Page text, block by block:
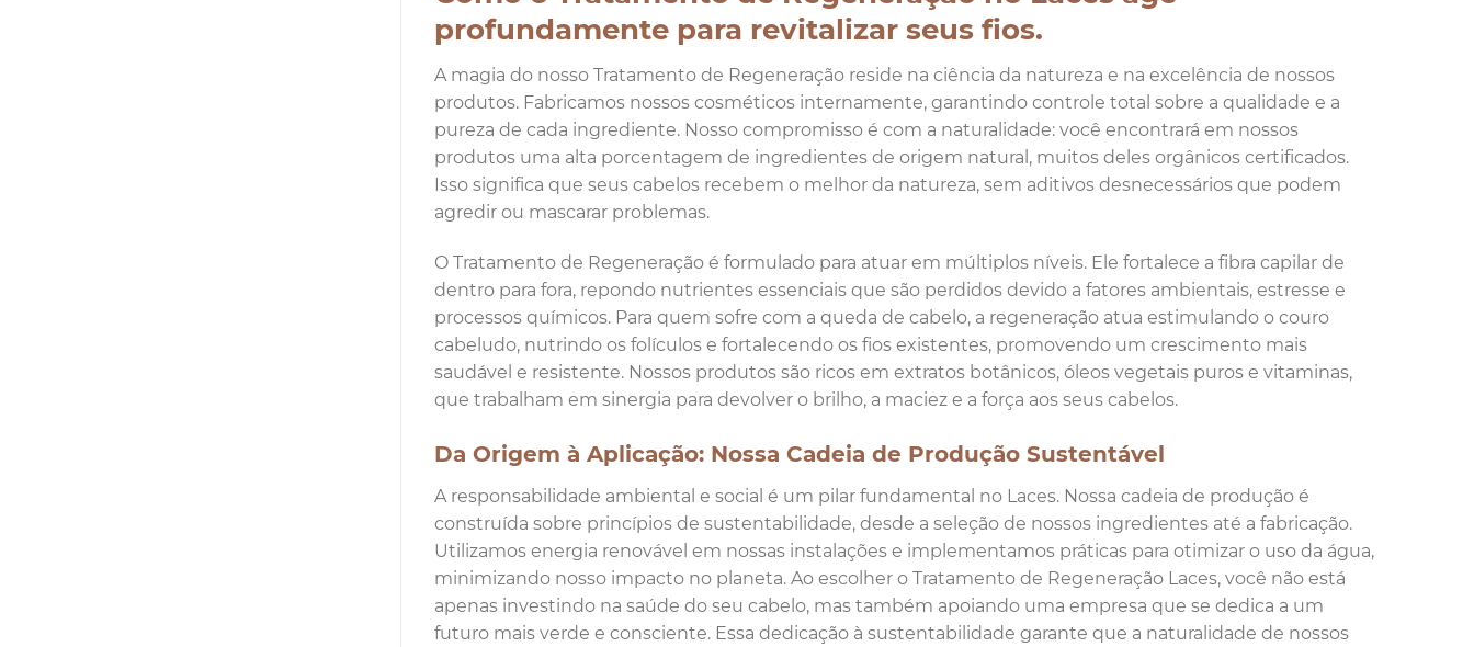
profundamente para revitalizar seus fios.
A magia do nosso Tratamento de Regeneração reside na ciência da natureza e na excelência de nossos
produtos. Fabricamos nossos cosméticos internamente, garantindo controle total sobre a qualidade e a
pureza de cada ingrediente. Nosso compromisso é com a naturalidade: você encontrará em nossos
produtos uma alta porcentagem de ingredientes de origem natural, muitos deles orgânicos certificados.
Isso significa que seus cabelos recebem o melhor da natureza, sem aditivos desnecessários que podem
agredir ou mascarar problemas.
O Tratamento de Regeneração é formulado para atuar em múltiplos níveis. Ele fortalece a fibra capilar de
dentro para fora, repondo nutrientes essenciais que são perdidos devido a fatores ambientais, estresse e
processos químicos. Para quem sofre com a queda de cabelo, a regeneração atua estimulando o couro
cabeludo, nutrindo os folículos e fortalecendo os fios existentes, promovendo um crescimento mais
saudável e resistente. Nossos produtos são ricos em extratos botânicos, óleos vegetais puros e vitaminas,
que trabalham em sinergia para devolver o brilho, a maciez e a força aos seus cabelos.
Da Origem à Aplicação: Nossa Cadeia de Produção Sustentável
A responsabilidade ambiental e social é um pilar fundamental no Laces. Nossa cadeia de produção é
construída sobre princípios de sustentabilidade, desde a seleção de nossos ingredientes até a fabricação.
Utilizamos energia renovável em nossas instalações e implementamos práticas para otimizar o uso da água,
minimizando nosso impacto no planeta. Ao escolher o Tratamento de Regeneração Laces, você não está
apenas investindo na saúde do seu cabelo, mas também apoiando uma empresa que se dedica a um
futuro mais verde e consciente. Essa dedicação à sustentabilidade garante que a naturalidade de nossos